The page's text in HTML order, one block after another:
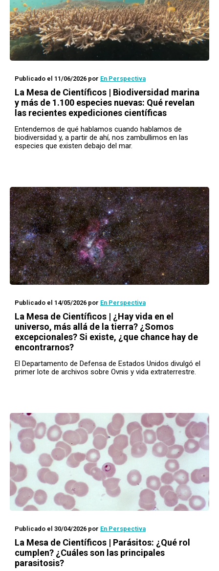
Publicado el 11/06/2026 por En Perspectiva
La Mesa de Científicos | Biodiversidad marina
y más de 1.100 especies nuevas: Qué revelan
las recientes expediciones científicas
Entendemos de qué hablamos cuando hablamos de
biodiversidad y, a partir de ahí, nos zambullimos en las
especies que existen debajo del mar.
Publicado el 14/05/2026 por En Perspectiva
La Mesa de Científicos | ¿Hay vida en el
universo, más allá de la tierra? ¿Somos
excepcionales? Si existe, ¿que chance hay de
encontrarnos?
El Departamento de Defensa de Estados Unidos divulgó el
primer lote de archivos sobre Ovnis y vida extraterrestre.
Publicado el 30/04/2026 por En Perspectiva
La Mesa de Científicos | Parásitos: ¿Qué rol
cumplen? ¿Cuáles son las principales
parasitosis?